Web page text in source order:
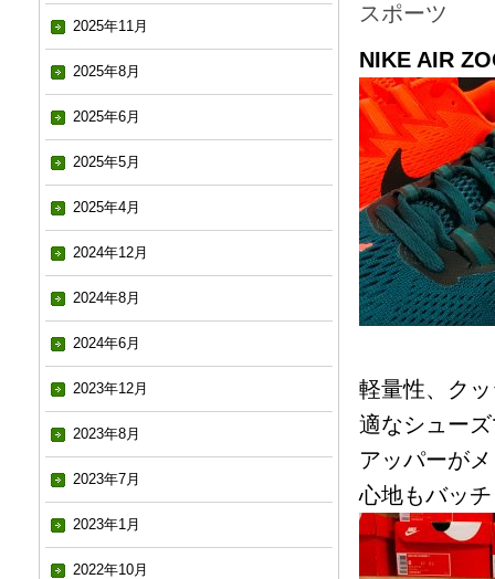
2025年11月
2025年8月
2025年6月
2025年5月
2025年4月
2024年12月
2024年8月
2024年6月
2023年12月
2023年8月
2023年7月
2023年1月
2022年10月
スポーツ
NIKE AIR
軽量性、ク
適なシューズ
アッパーが
心地もバッ